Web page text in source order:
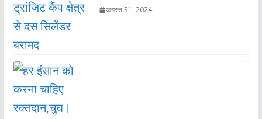
अगस्त 31, 2024